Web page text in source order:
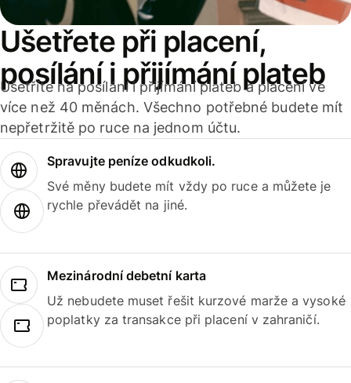
Ušetřete při placení,
posílání i přijímání plateb
Ušetříte na posílání i přijímání plateb a placení ve
více než 40 měnách. Všechno potřebné budete mít
nepřetržitě po ruce na jednom účtu.
Spravujte peníze odkudkoli.
Své měny budete mít vždy po ruce a můžete je
rychle převádět na jiné.
Mezinárodní debetní karta
Už nebudete muset řešit kurzové marže a vysoké
poplatky za transakce při placení v zahraničí.